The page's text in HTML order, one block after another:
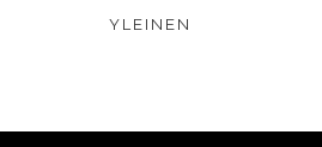
YLEINEN